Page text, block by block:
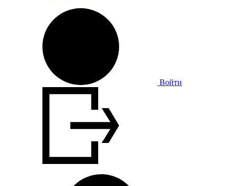
Войти